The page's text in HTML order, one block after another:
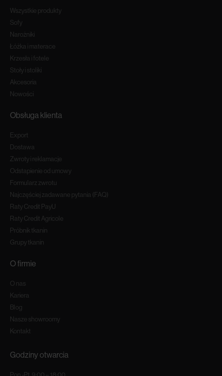
Wszystkie produkty
Sofy
Narożniki
Łóżka i materace
Krzesła i fotele
Stoły i stoliki
Akcesoria
Nowości
Obsługa klienta
Export
Dostawa
Zwroty i reklamacje
Odstapienie od umowy
Formularz zwrotu
Najczęściej zadawane pytania (FAQ)
Raty Credit PayU
Raty Credit Agricole
Próbnik tkanin
Grupy tkanin
O firmie
O nas
Kariera
Blog
Nasze showroomy
Kontakt
Godziny otwarcia